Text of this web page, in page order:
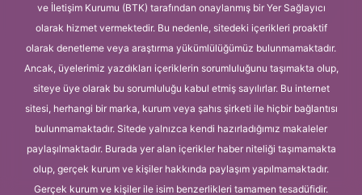
ve İletişim Kurumu (BTK) tarafından onaylanmış bir Yer Sağlayıcı
olarak hizmet vermektedir. Bu nedenle, sitedeki içerikleri proaktif
olarak denetleme veya araştırma yükümlülüğümüz bulunmamaktadır.
Ancak, üyelerimiz yazdıkları içeriklerin sorumluluğunu taşımakta olup,
siteye üye olarak bu sorumluluğu kabul etmiş sayılırlar. Bu internet
sitesi, herhangi bir marka, kurum veya şahıs şirketi ile hiçbir bağlantısı
bulunmamaktadır. Sitede yalnızca kendi hazırladığımız makaleler
paylaşılmaktadır. Burada yer alan içerikler haber niteliği taşımamakta
olup, gerçek kurum ve kişiler hakkında paylaşım yapılmamaktadır.
Gerçek kurum ve kişiler ile isim benzerlikleri tamamen tesadüfidir.